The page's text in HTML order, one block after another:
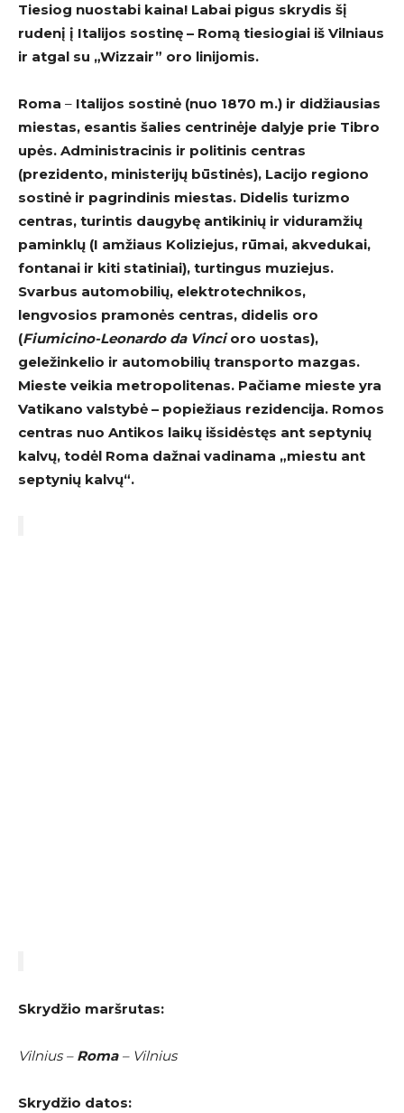
Tiesiog nuostabi kaina! Labai pigus skrydis šį
rudenį į Italijos sostinę – Romą tiesiogiai iš Vilniaus
ir atgal su „Wizzair” oro linijomis.
Roma – Italijos sostinė (nuo 1870 m.) ir didžiausias
miestas, esantis šalies centrinėje dalyje prie Tibro
upės. Administracinis ir politinis centras
(prezidento, ministerijų būstinės), Lacijo regiono
sostinė ir pagrindinis miestas. Didelis turizmo
centras, turintis daugybę antikinių ir viduramžių
paminklų (I amžiaus Koliziejus, rūmai, akvedukai,
fontanai ir kiti statiniai), turtingus muziejus.
Svarbus automobilių, elektrotechnikos,
lengvosios pramonės centras, didelis oro
(Fiumicino-Leonardo da Vincioro uostas),
geležinkelio ir automobilių transporto mazgas.
Mieste veikia metropolitenas. Pačiame mieste yra
Vatikano valstybė – popiežiaus rezidencija. Romos
centras nuo Antikos laikų išsidėstęs ant septynių
kalvų, todėl Roma dažnai vadinama „miestu ant
septynių kalvų“.
Skrydžio maršrutas:
Vilnius – Roma – Vilnius
Skrydžio datos: